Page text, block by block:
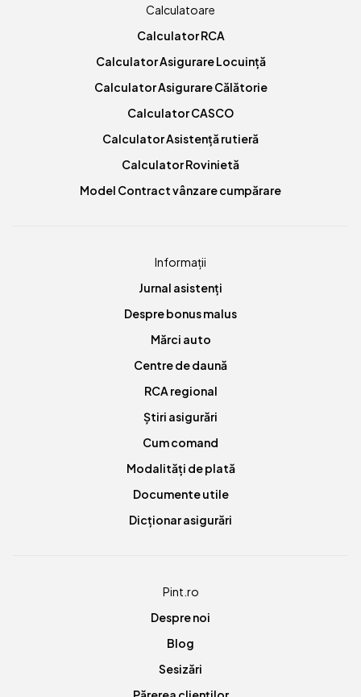
Calculatoare
Calculator RCA
Calculator Asigurare Locuință
Calculator Asigurare Călătorie
Calculator CASCO
Calculator Asistență rutieră
Calculator Rovinietă
Model Contract vânzare cumpărare
Informații
Jurnal asistenți
Despre bonus malus
Mărci auto
Centre de daună
RCA regional
Știri asigurări
Cum comand
Modalități de plată
Documente utile
Dicționar asigurări
Pint.ro
Despre noi
Blog
Sesizări